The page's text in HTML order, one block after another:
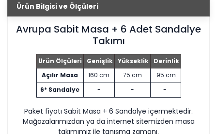
Ürün Bilgisi ve Ölçüleri
Avrupa Sabit Masa + 6 Adet Sandalye
Takımı
Ürün Ölçüleri Genişlik Yükseklik
Derinlik
Açılır Masa
160 cm 75 cm
95 cm
6* Sandalye
- - -
Paket fiyatı Sabit Masa + 6 Sandalye içermektedir.
Mağazalarımızdan ya da internet sitemizden masa
takımımız ile tanışma zamanı.